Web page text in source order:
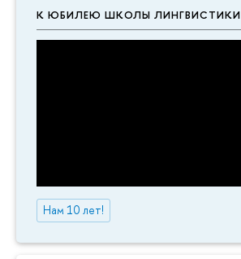
К ЮБИЛЕЮ ШКОЛЫ ЛИНГВИСТИКИ
Нам 10 лет!